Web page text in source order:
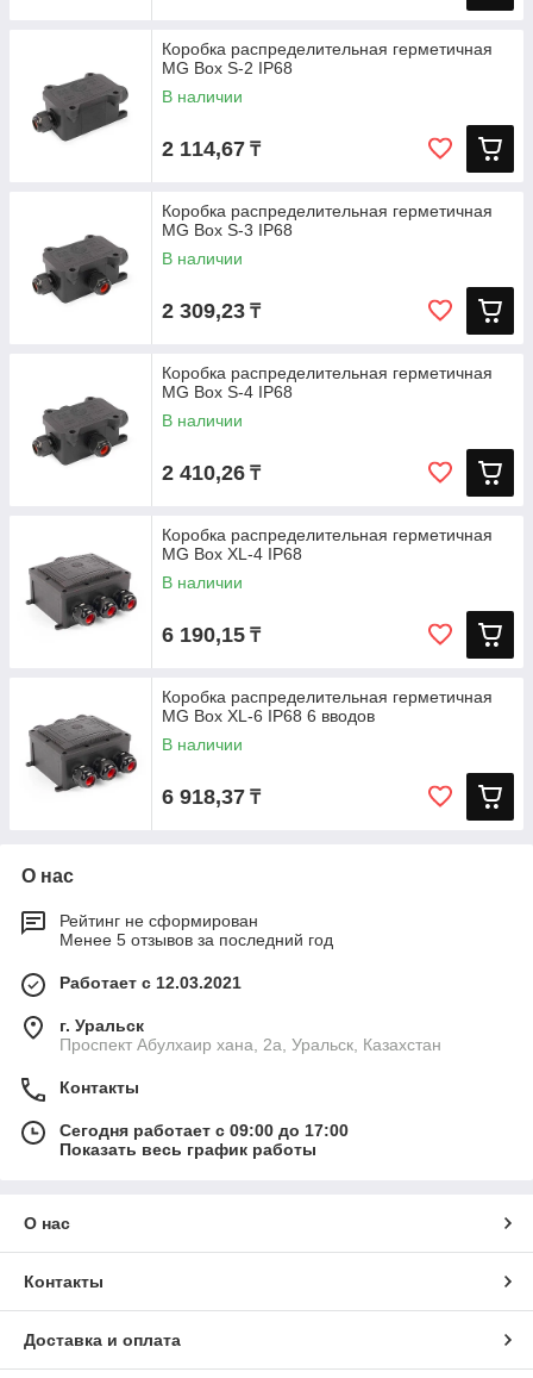
Коробка распределительная герметичная
MG Box S-2 IP68
В наличии
2 114,67 ₸
Коробка распределительная герметичная
MG Box S-3 IP68
В наличии
2 309,23 ₸
Коробка распределительная герметичная
MG Box S-4 IP68
В наличии
2 410,26 ₸
Коробка распределительная герметичная
MG Box XL-4 IP68
В наличии
6 190,15 ₸
Коробка распределительная герметичная
MG Box XL-6 IP68 6 вводов
В наличии
6 918,37 ₸
О нас
Рейтинг не сформирован
Менее 5 отзывов за последний год
Работает с 12.03.2021
г. Уральск
Проспект Абулхаир хана, 2а, Уральск, Казахстан
Контакты
Сегодня работает с 09:00 до 17:00
Показать весь график работы
О нас
Контакты
Доставка и оплата